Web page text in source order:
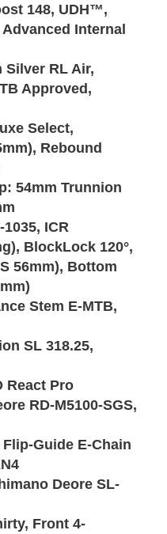
148, UDH™,
Internal
Silver RL Air,
Approved,
Select,
Rebound
54mm Trunnion
1035, ICR
BlockLock 120°,
56mm), Bottom
Stem E-MTB,
SL 318.25,
React Pro
RD-M5100-SGS,
Flip-Guide E-Chain
Deore SL-
Front 4-